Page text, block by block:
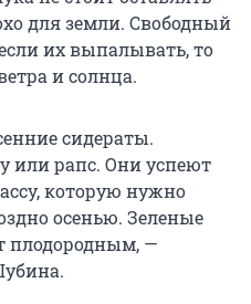
для земли. Свободный
их выпалывать, то
и солнца.
сидераты.
или рапс. Они успеют
которую нужно
осенью. Зеленые
плодородным, —